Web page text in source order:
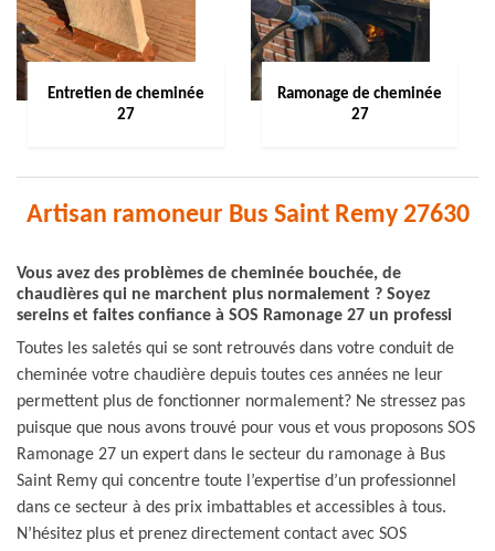
Entretien de cheminée
27
Ramonage de cheminée
27
Artisan ramoneur Bus Saint Remy 27630
Vous avez des problèmes de cheminée bouchée, de
chaudières qui ne marchent plus normalement ? Soyez
sereins et faites confiance à SOS Ramonage 27 un professi
Toutes les saletés qui se sont retrouvés dans votre conduit de
cheminée votre chaudière depuis toutes ces années ne leur
permettent plus de fonctionner normalement? Ne stressez pas
puisque que nous avons trouvé pour vous et vous proposons SOS
Ramonage 27 un expert dans le secteur du ramonage à Bus
Saint Remy qui concentre toute l’expertise d’un professionnel
dans ce secteur à des prix imbattables et accessibles à tous.
N’hésitez plus et prenez directement contact avec SOS